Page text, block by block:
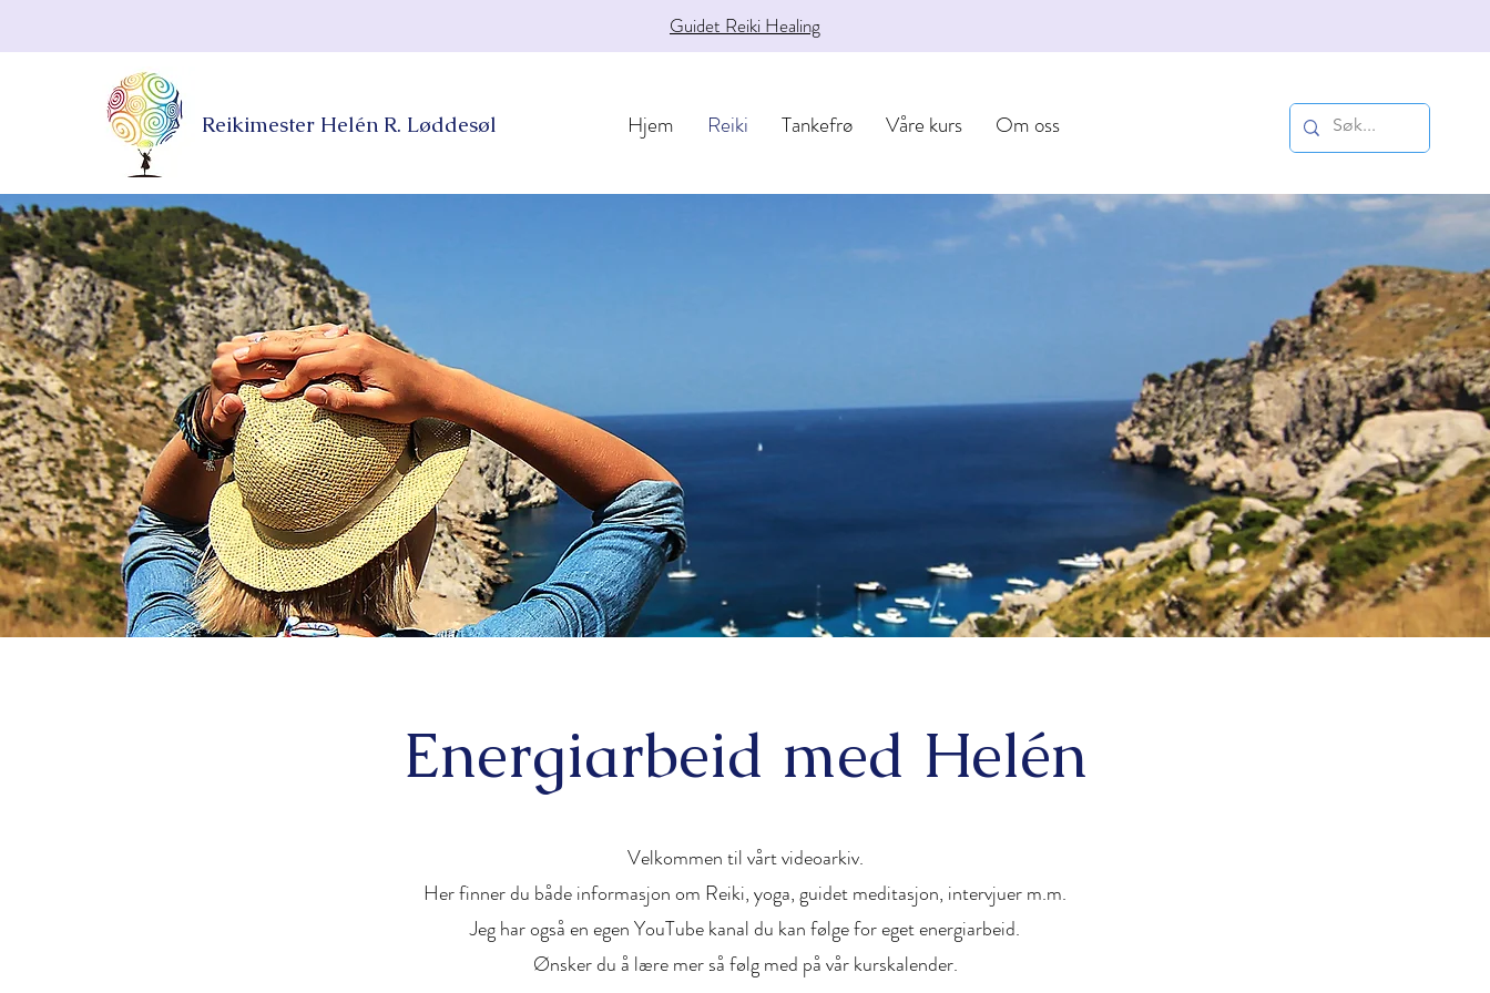
Hjem Reiki Tankefrø Våre kurs Om oss
Guidet Reiki Healing
Energiarbeid med Helén
Velkommen til vårt videoarkiv.
Her finner du både informasjon om Reiki, yoga, guidet meditasjon, intervjuer m.m.
Jeg har også en egen YouTube kanal du kan følge for eget energiarbeid.
Ønsker du å lære mer så følg med på vår kurskalender.
Reikimester Helén R. Løddesøl